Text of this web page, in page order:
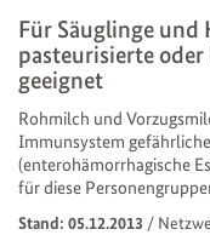
Für Säuglinge
pasteurisierte
geeignet
Rohmilch und
Immunsystem
(enterohämorrhagische
für diese
Stand: 05.12.2013 /